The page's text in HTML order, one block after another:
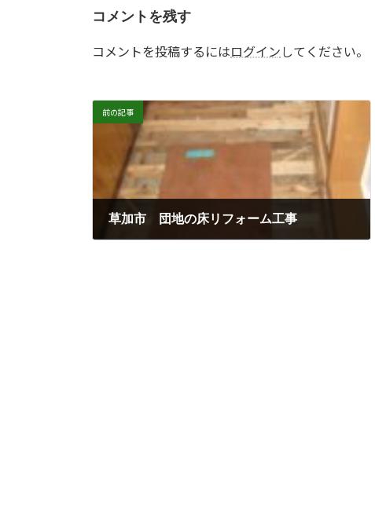
コメントを残す
コメントを投稿するにはログインしてください。
前の記事
草加市 団地の床リフォーム工事